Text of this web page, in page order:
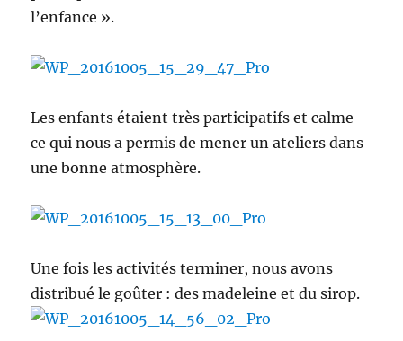
l’enfance ».
Les enfants étaient très participatifs et calme
ce qui nous a permis de mener un ateliers dans
une bonne atmosphère.
Une fois les activités terminer, nous avons
distribué le goûter : des madeleine et du sirop.